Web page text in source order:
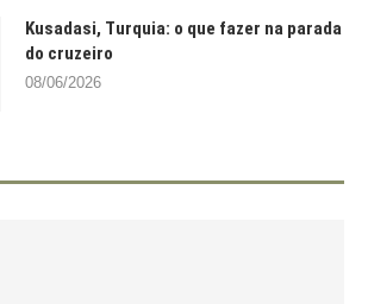
Kusadasi, Turquia: o que fazer na parada
do cruzeiro
08/06/2026